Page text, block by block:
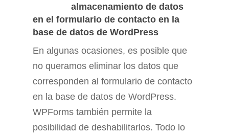
almacenamiento de datos
en el formulario de contacto en la
base de datos de WordPress
En algunas ocasiones, es posible que
no queramos eliminar los datos que
corresponden al formulario de contacto
en la base de datos de WordPress.
WPForms también permite la
posibilidad de deshabilitarlos. Todo lo